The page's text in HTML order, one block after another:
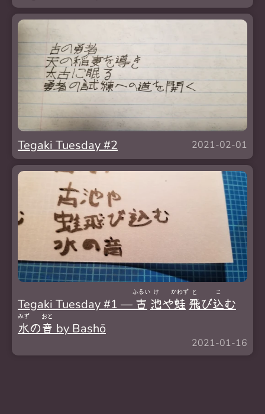
Tegaki Tuesday #2 2021-02-01
Tegaki Tuesday #1 —古
ふるい
池
け
や蛙
かわず
飛
と
び込
こ
む
水
みず
の音
おと
by Bashō
2021-01-16